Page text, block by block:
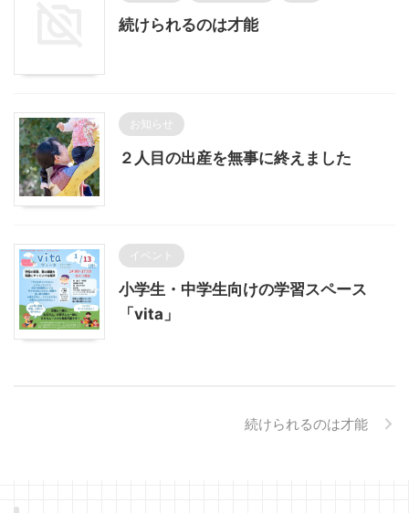
続けられるのは才能
お知らせ
２人目の出産を無事に終えました
イベント
小学生・中学生向けの学習スペース
「vita」
続けられるのは才能